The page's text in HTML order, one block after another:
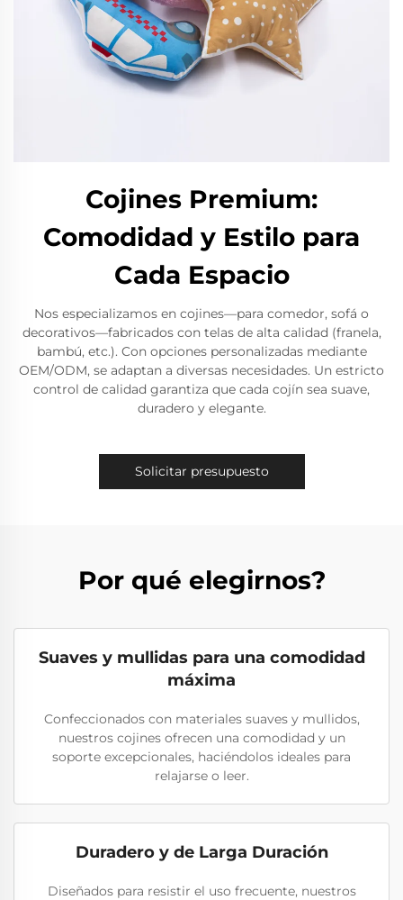
Cojines Premium:
Comodidad y Estilo para
Cada Espacio
Nos especializamos en cojines—para comedor, sofá o
decorativos—fabricados con telas de alta calidad (franela,
bambú, etc.). Con opciones personalizadas mediante
OEM/ODM, se adaptan a diversas necesidades. Un estricto
control de calidad garantiza que cada cojín sea suave,
duradero y elegante.
Solicitar presupuesto
Por qué elegirnos?
Suaves y mullidas para una comodidad
máxima
Confeccionados con materiales suaves y mullidos,
nuestros cojines ofrecen una comodidad y un
soporte excepcionales, haciéndolos ideales para
relajarse o leer.
Duradero y de Larga Duración
Diseñados para resistir el uso frecuente, nuestros